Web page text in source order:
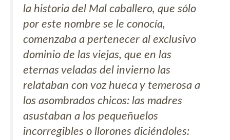
la historia del Mal caballero, que sólo
por este nombre se le conocía,
comenzaba a pertenecer al exclusivo
dominio de las viejas, que en las
eternas veladas del invierno las
relataban con voz hueca y temerosa a
los asombrados chicos: las madres
asustaban a los pequeñuelos
incorregibles o llorones diciéndoles: